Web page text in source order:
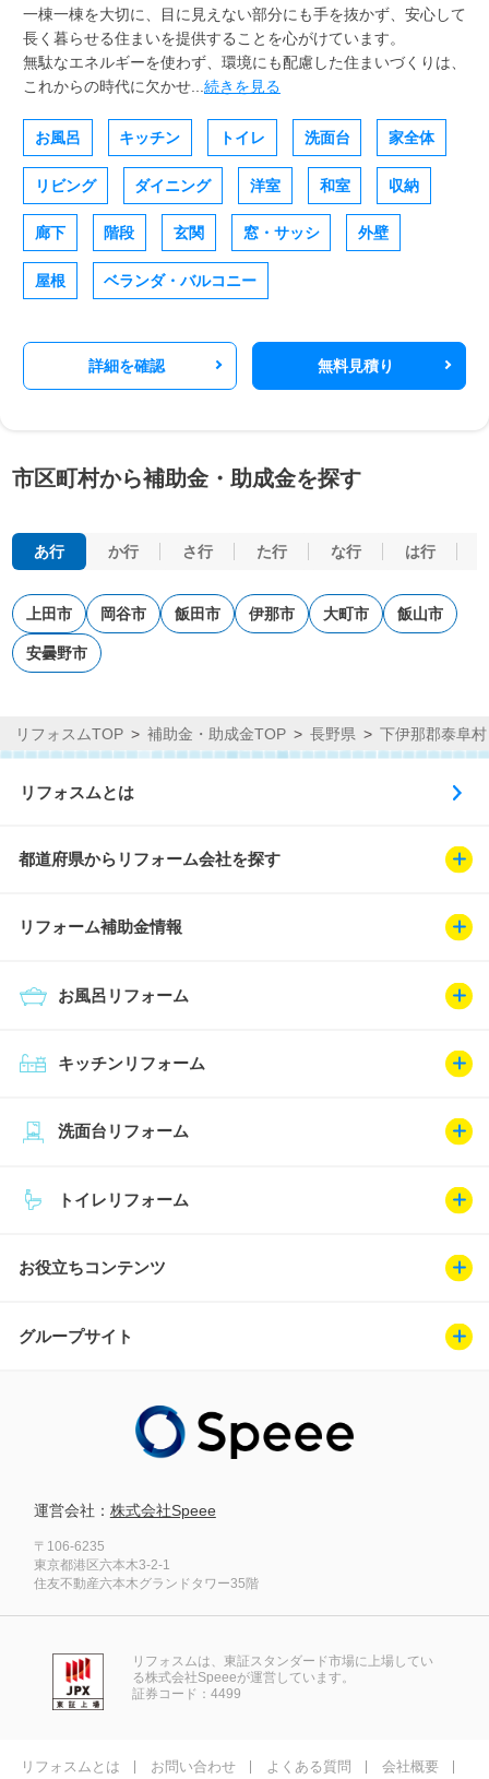
一棟一棟を大切に、目に見えない部分にも手を抜かず、安心して
長く暮らせる住まいを提供することを心がけています。
無駄なエネルギーを使わず、環境にも配慮した住まいづくりは、
これからの時代に欠かせ... 続きを見る
お風呂 キッチン トイレ 洗面台 家全体
リビング ダイニング 洋室 和室 収納
廊下 階段 玄関 窓・サッシ 外壁
屋根 ベランダ・バルコニー
詳細を確認 無料見積り
市区町村から補助金・助成金を探す
あ行 か行 さ行 た行 な行 は行
上田市 岡谷市 飯田市 伊那市 大町市 飯山市
安曇野市
リフォスムTOP 補助金・助成金TOP 長野県 下伊那郡泰阜村
リフォスムとは
都道府県からリフォーム会社を探す
リフォーム補助金情報
キッチンリフォーム
お風呂リフォーム
トイレリフォーム
洗面台リフォーム
お役立ちコンテンツ
グループサイト
運営会社： 株式会社Speee
〒106-6235
東京都港区六本木3-2-1
住友不動産六本木グランドタワー35階
リフォスムは、東証スタンダード市場に上場してい
る株式会社Speeeが運営しています。
証券コード：4499
リフォスムとは お問い合わせ よくある質問 会社概要